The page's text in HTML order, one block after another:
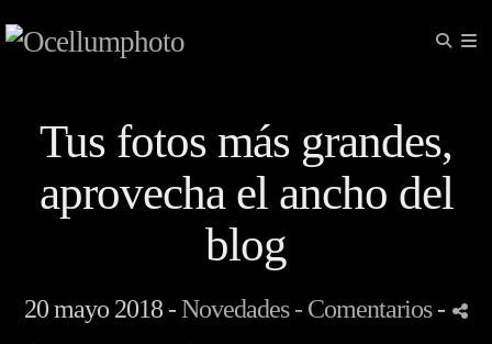
Tus fotos más grandes,
aprovecha el ancho del
blog
20 mayo 2018 -Novedades - Comentarios-